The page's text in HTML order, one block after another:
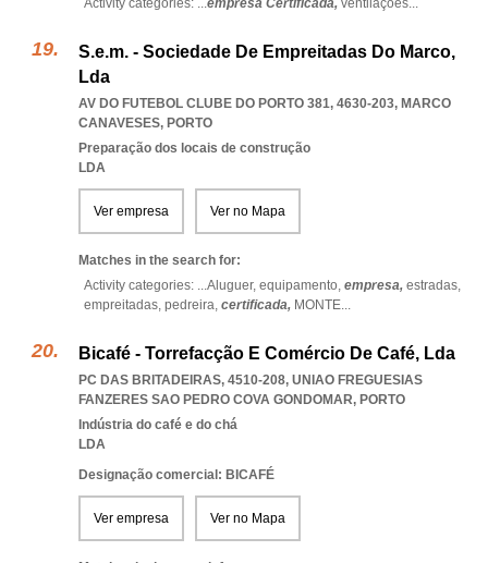
Activity categories: ...empresa Certificada, ventilações...
S.e.m. - Sociedade De Empreitadas Do Marco,
Lda
AV DO FUTEBOL CLUBE DO PORTO 381, 4630-203, MARCO
CANAVESES, PORTO
Preparação dos locais de construção
LDA
Ver empresa Ver no Mapa
Matches in the search for:
Activity categories: ...Aluguer, equipamento, empresa, estradas,
empreitadas, pedreira, certificada, MONTE...
Bicafé - Torrefacção E Comércio De Café, Lda
PC DAS BRITADEIRAS, 4510-208, UNIAO FREGUESIAS
FANZERES SAO PEDRO COVA GONDOMAR, PORTO
Indústria do café e do chá
LDA
Designação comercial: BICAFÉ
Ver empresa Ver no Mapa